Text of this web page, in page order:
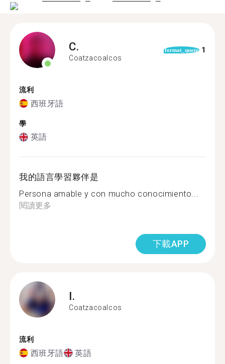
C.
Coatzacoalcos
format_quote 1
流利
西班牙語
學
英語
我的語言學習夥伴是
Persona amable y con mucho conocimiento...
閱讀更多
下載APP
I.
Coatzacoalcos
流利
西班牙語 英語